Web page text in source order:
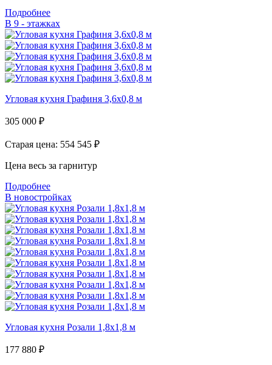
Подробнее
В 9 - этажках
Угловая кухня Графиня 3,6х0,8 м
305 000 ₽
Старая цена: 554 545 ₽
Цена весь за гарнитур
Подробнее
В новостройках
Угловая кухня Розали 1,8х1,8 м
177 880 ₽